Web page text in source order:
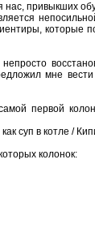
привыкших
которые
мне
первой
суп в котле /
колонок: